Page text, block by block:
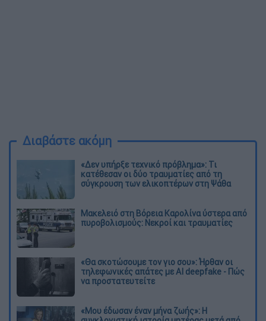
Διαβάστε ακόμη
«Δεν υπήρξε τεχνικό πρόβλημα»: Τι
κατέθεσαν οι δύο τραυματίες από τη
σύγκρουση των ελικοπτέρων στη Ψάθα
Μακελειό στη Βόρεια Καρολίνα ύστερα από
πυροβολισμούς: Νεκροί και τραυματίες
«Θα σκοτώσουμε τον γιο σου»: Ήρθαν οι
τηλεφωνικές απάτες με AI deepfake - Πώς
να προστατευτείτε
«Μου έδωσαν έναν μήνα ζωής»: Η